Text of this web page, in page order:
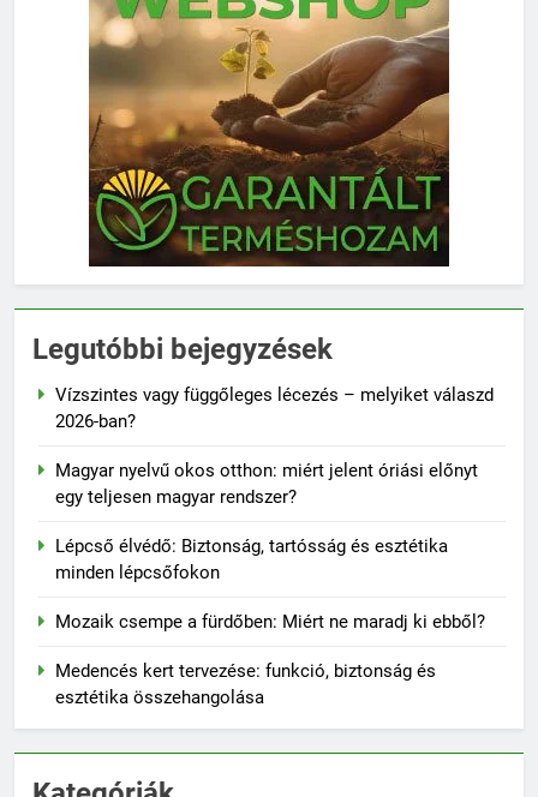
Legutóbbi bejegyzések
Vízszintes vagy függőleges lécezés – melyiket válaszd
2026-ban?
Magyar nyelvű okos otthon: miért jelent óriási előnyt
egy teljesen magyar rendszer?
Lépcső élvédő: Biztonság, tartósság és esztétika
minden lépcsőfokon
Mozaik csempe a fürdőben: Miért ne maradj ki ebből?
Medencés kert tervezése: funkció, biztonság és
esztétika összehangolása